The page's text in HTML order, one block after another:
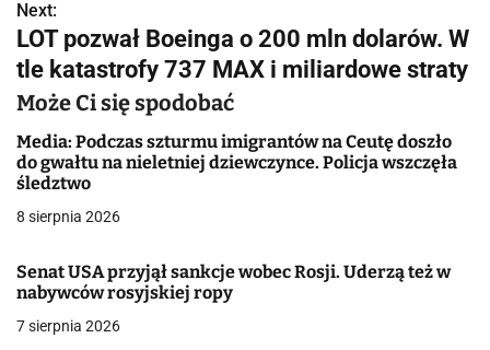
w
i
g
a
c
j
a
w
Next:
LOT pozwał Boeinga o 200 mln dolarów. W
tle katastrofy 737 MAX i miliardowe straty
Może Ci się spodobać
Media: Podczas szturmu imigrantów na Ceutę doszło
do gwałtu na nieletniej dziewczynce. Policja wszczęła
śledztwo
8 sierpnia 2026
Senat USA przyjął sankcje wobec Rosji. Uderzą też w
nabywców rosyjskiej ropy
7 sierpnia 2026